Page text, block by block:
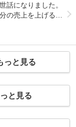
話になりました。
の売上を上げる為
クはありませんで
識や経験数の違
関わる関係者と
いる事も伝わりま
がローンで不可が
な思いやタイミン
っと見る
と見る